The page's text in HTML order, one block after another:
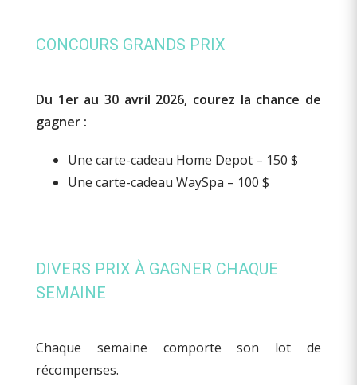
CONCOURS GRANDS PRIX
Du 1er au 30 avril 2026, courez la chance de
gagner :
Une carte-cadeau Home Depot – 150 $
Une carte-cadeau WaySpa – 100 $
DIVERS PRIX À GAGNER CHAQUE
SEMAINE
Chaque semaine comporte son lot de
récompenses.